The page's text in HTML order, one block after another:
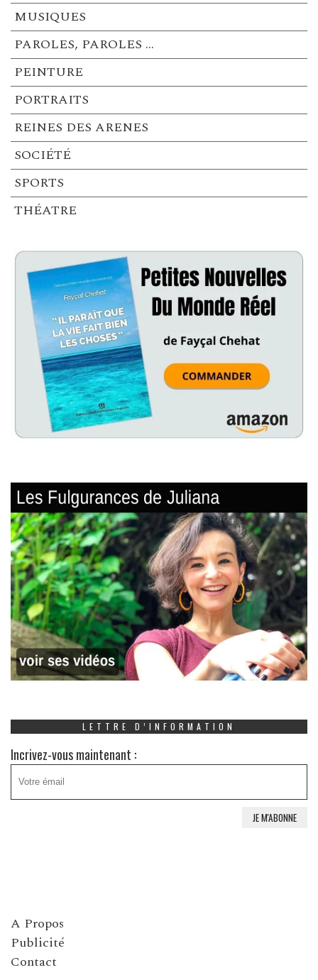
MUSIQUES
PAROLES, PAROLES …
PEINTURE
PORTRAITS
REINES DES ARENES
SOCIÉTÉ
SPORTS
THÉATRE
LETTRE D’INFORMATION
Incrivez-vous maintenant :
A Propos
Publicité
Contact